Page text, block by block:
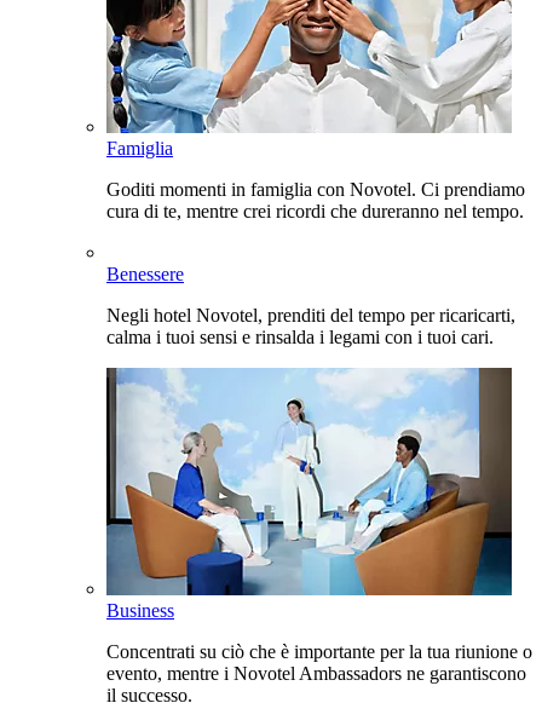
Famiglia
Goditi momenti in famiglia con Novotel. Ci prendiamo
cura di te, mentre crei ricordi che dureranno nel tempo.
Benessere
Negli hotel Novotel, prenditi del tempo per ricaricarti,
calma i tuoi sensi e rinsalda i legami con i tuoi cari.
Business
Concentrati su ciò che è importante per la tua riunione o
evento, mentre i Novotel Ambassadors ne garantiscono
il successo.